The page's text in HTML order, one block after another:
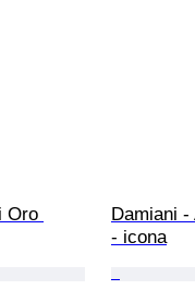
Oro
Damiani
- icona